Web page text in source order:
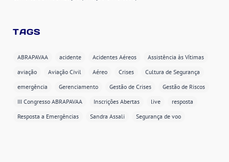
TAGS
ABRAPAVAA acidente Acidentes Aéreos
Assistência às Vítimas
aviação
Aviação Civil Aéreo Crises
Cultura de Segurança
emergência
Gerenciamento Gestão de Crises
Gestão de Riscos
III Congresso ABRAPAVAA
Inscrições Abertas live
resposta
Resposta a Emergências
Sandra Assali Segurança de voo